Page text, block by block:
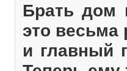
Брать дом
это весьма
и главный